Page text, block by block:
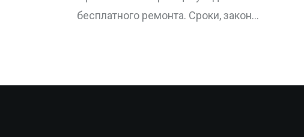
бесплатного ремонта. Сроки, законы,